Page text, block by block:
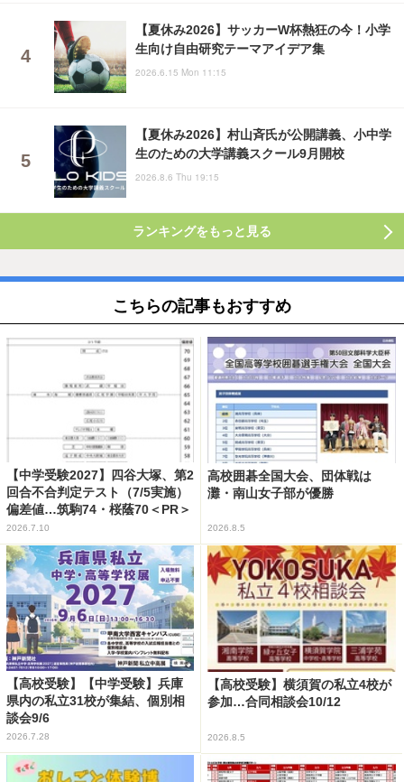
【夏休み2026】サッカーW杯熱狂の今！小学
生向け自由研究テーマアイデア集
2026.6.15 Mon 11:15
【夏休み2026】村山斉氏が公開講義、小中学
生のための大学講義スクール9月開校
2026.8.6 Thu 19:15
ランキングをもっと見る
こちらの記事もおすすめ
【中学受験2027】四谷大塚、第2
回合不合判定テスト（7/5実施）
偏差値…筑駒74・桜蔭70＜PR＞
2026.7.10
高校囲碁全国大会、団体戦は
灘・南山女子部が優勝
2026.8.5
【高校受験】【中学受験】兵庫
県内の私立31校が集結、個別相
談会9/6
2026.7.28
【高校受験】横須賀の私立4校が
参加…合同相談会10/12
2026.8.5